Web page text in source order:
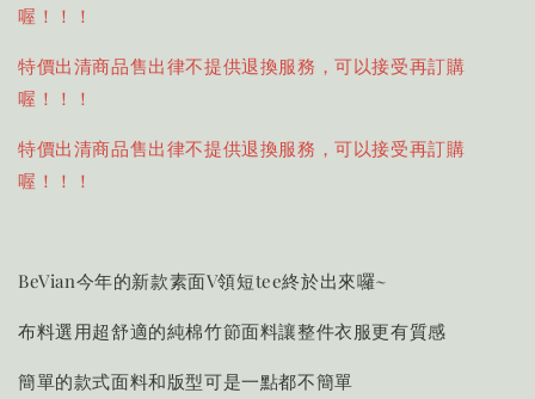
喔！！！
特價出清商品售出律不提供退換服務，可以接受再訂購
喔！！！
特價出清商品售出律不提供退換服務，可以接受再訂購
喔！！！
BeVian今年的新款素面V領短tee終於出來囉~
布料選用超舒適的純棉竹節面料讓整件衣服更有質感
簡單的款式面料和版型可是一點都不簡單